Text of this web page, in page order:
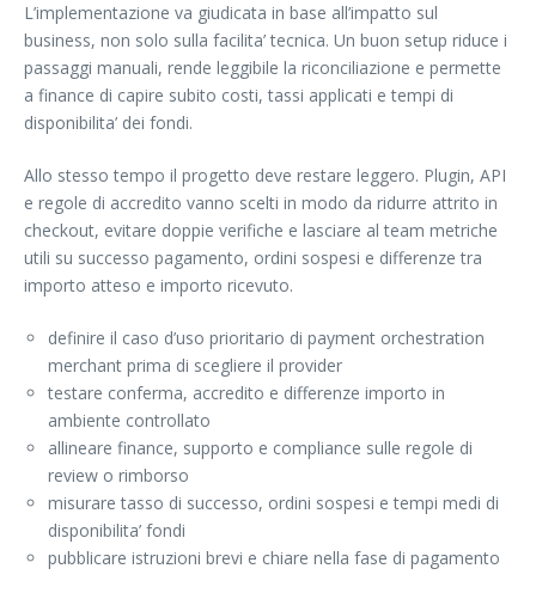
L’implementazione va giudicata in base all’impatto sul
business, non solo sulla facilita’ tecnica. Un buon setup riduce i
passaggi manuali, rende leggibile la riconciliazione e permette
a finance di capire subito costi, tassi applicati e tempi di
disponibilita’ dei fondi.
Allo stesso tempo il progetto deve restare leggero. Plugin, API
e regole di accredito vanno scelti in modo da ridurre attrito in
checkout, evitare doppie verifiche e lasciare al team metriche
utili su successo pagamento, ordini sospesi e differenze tra
importo atteso e importo ricevuto.
definire il caso d’uso prioritario di payment orchestration
merchant prima di scegliere il provider
testare conferma, accredito e differenze importo in
ambiente controllato
allineare finance, supporto e compliance sulle regole di
review o rimborso
misurare tasso di successo, ordini sospesi e tempi medi di
disponibilita’ fondi
pubblicare istruzioni brevi e chiare nella fase di pagamento